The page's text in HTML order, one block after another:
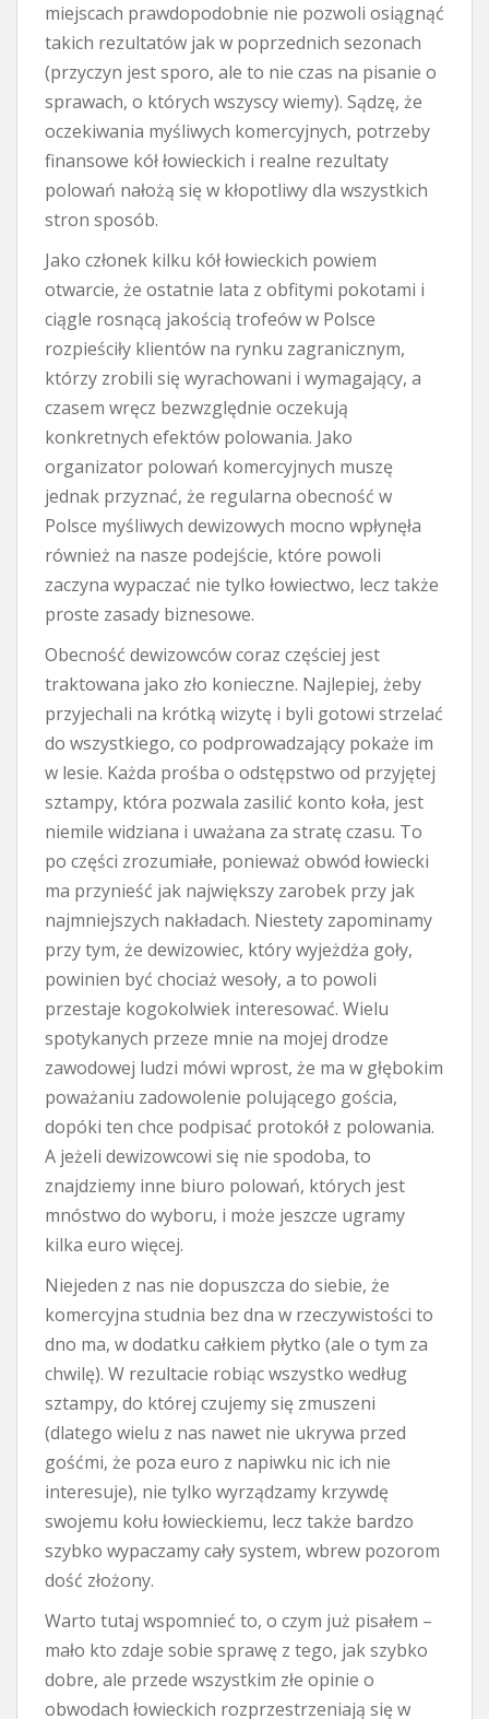
miejscach prawdopodobnie nie pozwoli osiągnąć
takich rezultatów jak w poprzednich sezonach
(przyczyn jest sporo, ale to nie czas na pisanie o
sprawach, o których wszyscy wiemy). Sądzę, że
oczekiwania myśliwych komercyjnych, potrzeby
finansowe kół łowieckich i realne rezultaty
polowań nałożą się w kłopotliwy dla wszystkich
stron sposób.
Jako członek kilku kół łowieckich powiem
otwarcie, że ostatnie lata z obfitymi pokotami i
ciągle rosnącą jakością trofeów w Polsce
rozpieściły klientów na rynku zagranicznym,
którzy zrobili się wyrachowani i wymagający, a
czasem wręcz bezwzględnie oczekują
konkretnych efektów polowania. Jako
organizator polowań komercyjnych muszę
jednak przyznać, że regularna obecność w
Polsce myśliwych dewizowych mocno wpłynęła
również na nasze podejście, które powoli
zaczyna wypaczać nie tylko łowiectwo, lecz także
proste zasady biznesowe.
Obecność dewizowców coraz częściej jest
traktowana jako zło konieczne. Najlepiej, żeby
przyjechali na krótką wizytę i byli gotowi strzelać
do wszystkiego, co podprowadzający pokaże im
w lesie. Każda prośba o odstępstwo od przyjętej
sztampy, która pozwala zasilić konto koła, jest
niemile widziana i uważana za stratę czasu. To
po części zrozumiałe, ponieważ obwód łowiecki
ma przynieść jak największy zarobek przy jak
najmniejszych nakładach. Niestety zapominamy
przy tym, że dewizowiec, który wyjeżdża goły,
powinien być chociaż wesoły, a to powoli
przestaje kogokolwiek interesować. Wielu
spotykanych przeze mnie na mojej drodze
zawodowej ludzi mówi wprost, że ma w głębokim
poważaniu zadowolenie polującego gościa,
dopóki ten chce podpisać protokół z polowania.
A jeżeli dewizowcowi się nie spodoba, to
znajdziemy inne biuro polowań, których jest
mnóstwo do wyboru, i może jeszcze ugramy
kilka euro więcej.
Niejeden z nas nie dopuszcza do siebie, że
komercyjna studnia bez dna w rzeczywistości to
dno ma, w dodatku całkiem płytko (ale o tym za
chwilę). W rezultacie robiąc wszystko według
sztampy, do której czujemy się zmuszeni
(dlatego wielu z nas nawet nie ukrywa przed
gośćmi, że poza euro z napiwku nic ich nie
interesuje), nie tylko wyrządzamy krzywdę
swojemu kołu łowieckiemu, lecz także bardzo
szybko wypaczamy cały system, wbrew pozorom
dość złożony.
Warto tutaj wspomnieć to, o czym już pisałem –
mało kto zdaje sobie sprawę z tego, jak szybko
dobre, ale przede wszystkim złe opinie o
obwodach łowieckich rozprzestrzeniają się w